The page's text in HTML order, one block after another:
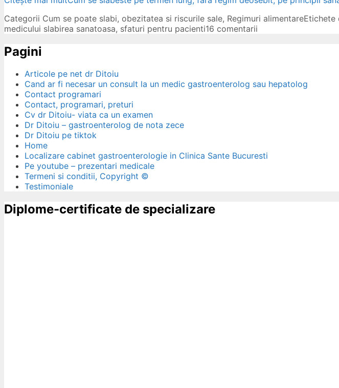
Categorii Cum se poate slabi, obezitatea si riscurile sale, Regimuri alimentareEtichete
medicului slabirea sanatoasa, sfaturi pentru pacienti16 comentarii
Pagini
Articole pe net dr Ditoiu
Cand ar fi necesar un consult la un medic gastroenterolog sau hepatolog
Contact programari
Contact, programari, preturi
Cv dr Ditoiu- viata ca un examen
Dr Ditoiu – gastroenterolog de nota zece
Dr Ditoiu pe tiktok
Home
Localizare cabinet gastroenterologie in Clinica Sante Bucuresti
Pe youtube – prezentari medicale
Termeni si conditii, Copyright ©
Testimoniale
Diplome-certificate de specializare